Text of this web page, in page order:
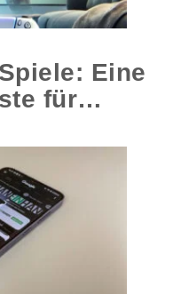
Eine
für…